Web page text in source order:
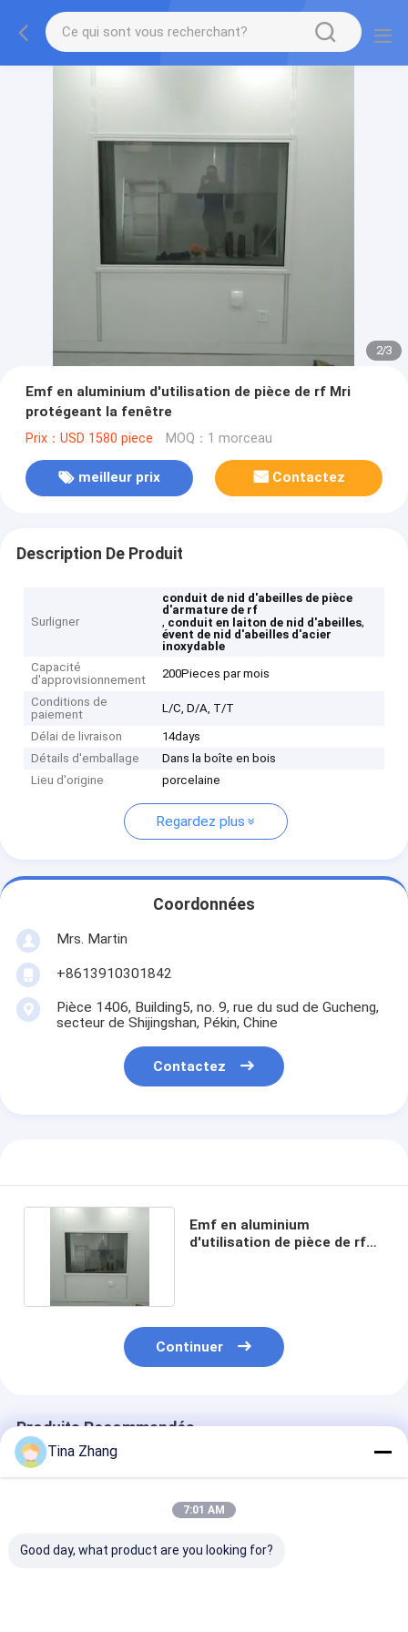
2/3
Emf en aluminium d'utilisation de pièce de rf Mri
protégeant la fenêtre
Prix：USD 1580 piece MOQ：1 morceau
meilleur prix Contactez
Description De Produit
Surligner
conduit de nid d'abeilles de pièce
d'armature de rf
, conduit en laiton de nid d'abeilles,
évent de nid d'abeilles d'acier
inoxydable
Capacité
d'approvisionnement
200Pieces par mois
Conditions de
paiement
L/C, D/A, T/T
Délai de livraison
14days
Détails d'emballage
Dans la boîte en bois
Lieu d'origine
porcelaine
Regardez plus
Coordonnées
Mrs. Martin
+8613910301842
Pièce 1406, Building5, no. 9, rue du sud de Gucheng,
secteur de Shijingshan, Pékin, Chine
Contactez
Emf en aluminium
d'utilisation de pièce de rf
Continuer
Produits Recommandés
Tina Zhang
7:01 AM
Good day, what product are you looking for?